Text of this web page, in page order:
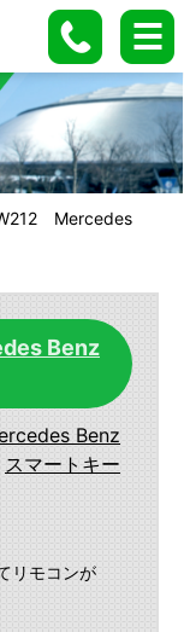
Mercedes
Benz
Benz
スマートキー
リモコンが